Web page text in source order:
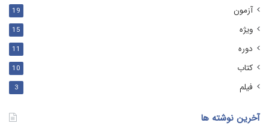
آزمون 19
ویژه 15
دوره 11
کتاب 10
فیلم 3
آخرین نوشته ها